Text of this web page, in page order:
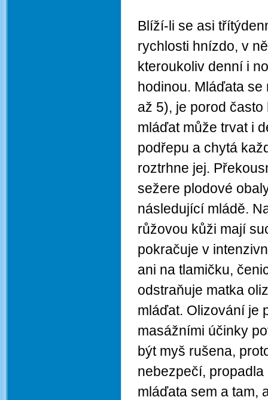
Blíží-li se asi
rychlosti hnízdo, v
kteroukoliv denní i
hodinou. Mláďata
až 5), je porod
mláďat může trvat i
podřepu a chytá
roztrhne jej.
sežere plodové
následující mládě.
růžovou kůži mají
pokračuje v
ani na tlamičku,
odstraňuje matka
mláďat. Olizování je
masážními účinky
být myš rušena,
nebezpečí,
mláďata sem a tam,